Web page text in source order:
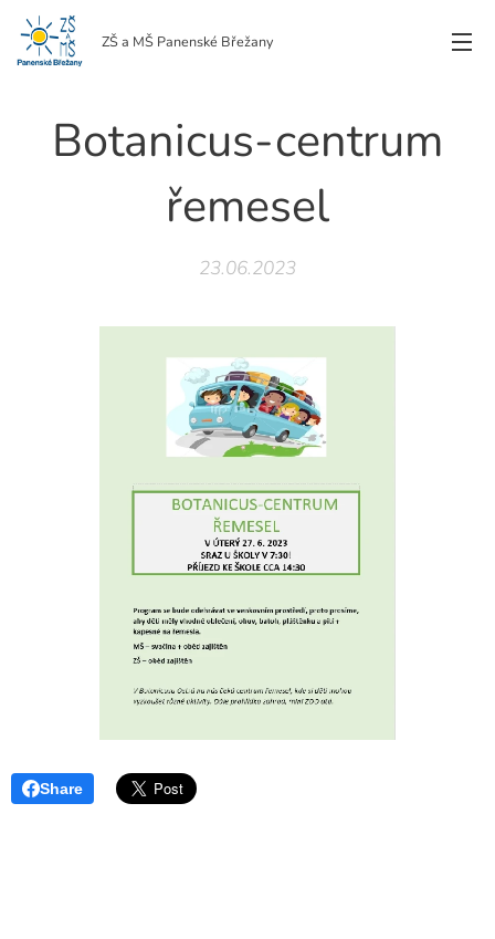
ZŠ a MŠ Panenské Břežany
Botanicus-centrum
řemesel
23.06.2023
Share